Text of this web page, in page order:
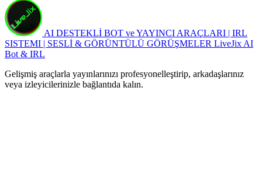
AI DESTEKLİ BOT ve YAYINCI ARAÇLARI | IRL
SISTEMI | SESLİ & GÖRÜNTÜLÜ GÖRÜŞMELER LiveJix AI
Bot & IRL
Gelişmiş araçlarla yayınlarınızı profesyonelleştirip, arkadaşlarınız
veya izleyicilerinizle bağlantıda kalın.